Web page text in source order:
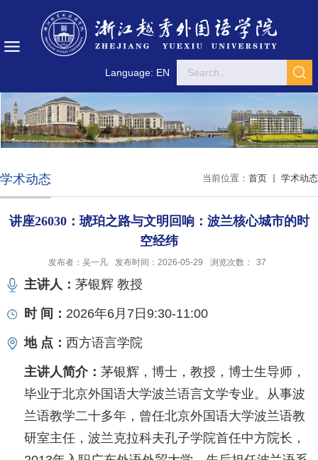
Language: EN
当前位置： 首页 学术动态
学术动态
讲座26030：琥珀之路与文明回响：波兰核心城市的时
空经纬
发布者：吴一凡 发布时间：2026-05-29 浏览次数： 37
主讲人： 茅银辉 教授
时 间： 2026年6月7日9:30-11:00
地 点： 西方语言学院
主讲人简介： 茅银辉，博士，教授，博士生导师，
毕业于北京外国语大学波兰语言文学专业。从事波
兰语教学二十多年，曾任北京外国语大学波兰语教
研室主任，波兰克拉科夫孔子学院首任中方院长，